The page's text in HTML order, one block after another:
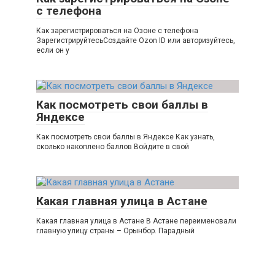
с телефона
Как зарегистрироваться на Озоне с телефона
ЗарегистрируйтесьСоздайте Ozon ID или авторизуйтесь,
если он у
Как посмотреть свои баллы в
Яндексе
Как посмотреть свои баллы в Яндексе Как узнать,
сколько накоплено баллов Войдите в свой
Какая главная улица в Астане
Какая главная улица в Астане В Астане переименовали
главную улицу страны – Орынбор. Парадный